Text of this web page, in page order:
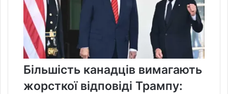
Більшість канадців вимагають
жорсткої відповіді Трампу: